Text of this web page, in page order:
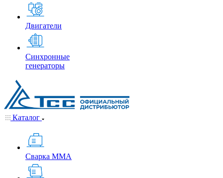
Двигатели
Синхронные
генераторы
Каталог
Сварка MMA